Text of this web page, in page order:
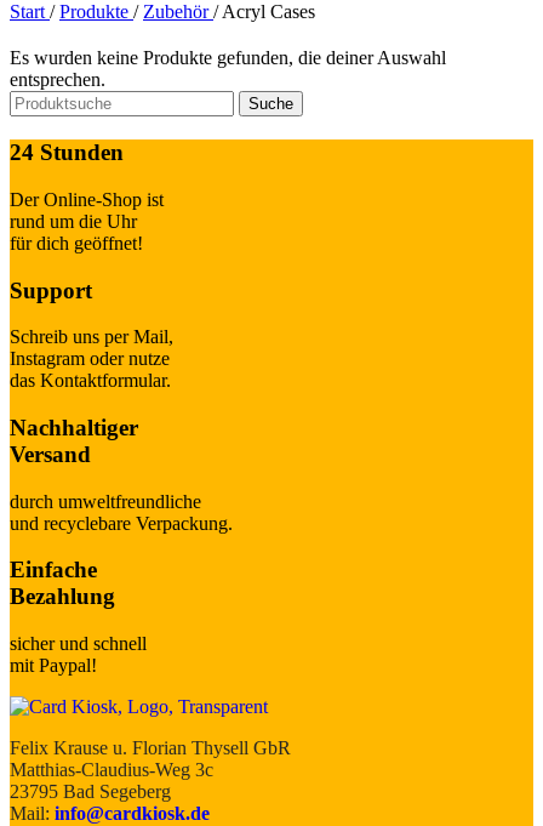
Start / Produkte / Zubehör/ Acryl Cases
Es wurden keine Produkte gefunden, die deiner Auswahl
entsprechen.
Suche
24 Stunden
Der Online-Shop ist
rund um die Uhr
für dich geöffnet!
Support
Schreib uns per Mail,
Instagram oder nutze
das Kontaktformular.
Nachhaltiger
Versand
durch umweltfreundliche
und recyclebare Verpackung.
Einfache
Bezahlung
sicher und schnell
mit Paypal!
Felix Krause u. Florian Thysell GbR
Matthias-Claudius-Weg 3c
23795 Bad Segeberg
Mail: info@cardkiosk.de